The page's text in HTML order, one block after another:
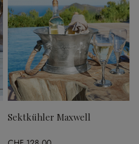
Sektkühler Maxwell